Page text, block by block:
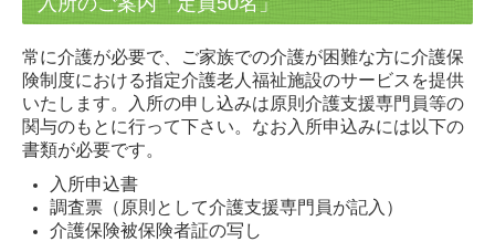
常に介護が必要で、ご家族での介護が困難な方に介護保
険制度における指定介護老人福祉施設のサービスを提供
いたします。入所の申し込みは原則介護支援専門員等の
関与のもとに行って下さい。なお入所申込みには以下の
書類が必要です。
入所申込書
調査票（原則として介護支援専門員が記入）
介護保険被保険者証の写し